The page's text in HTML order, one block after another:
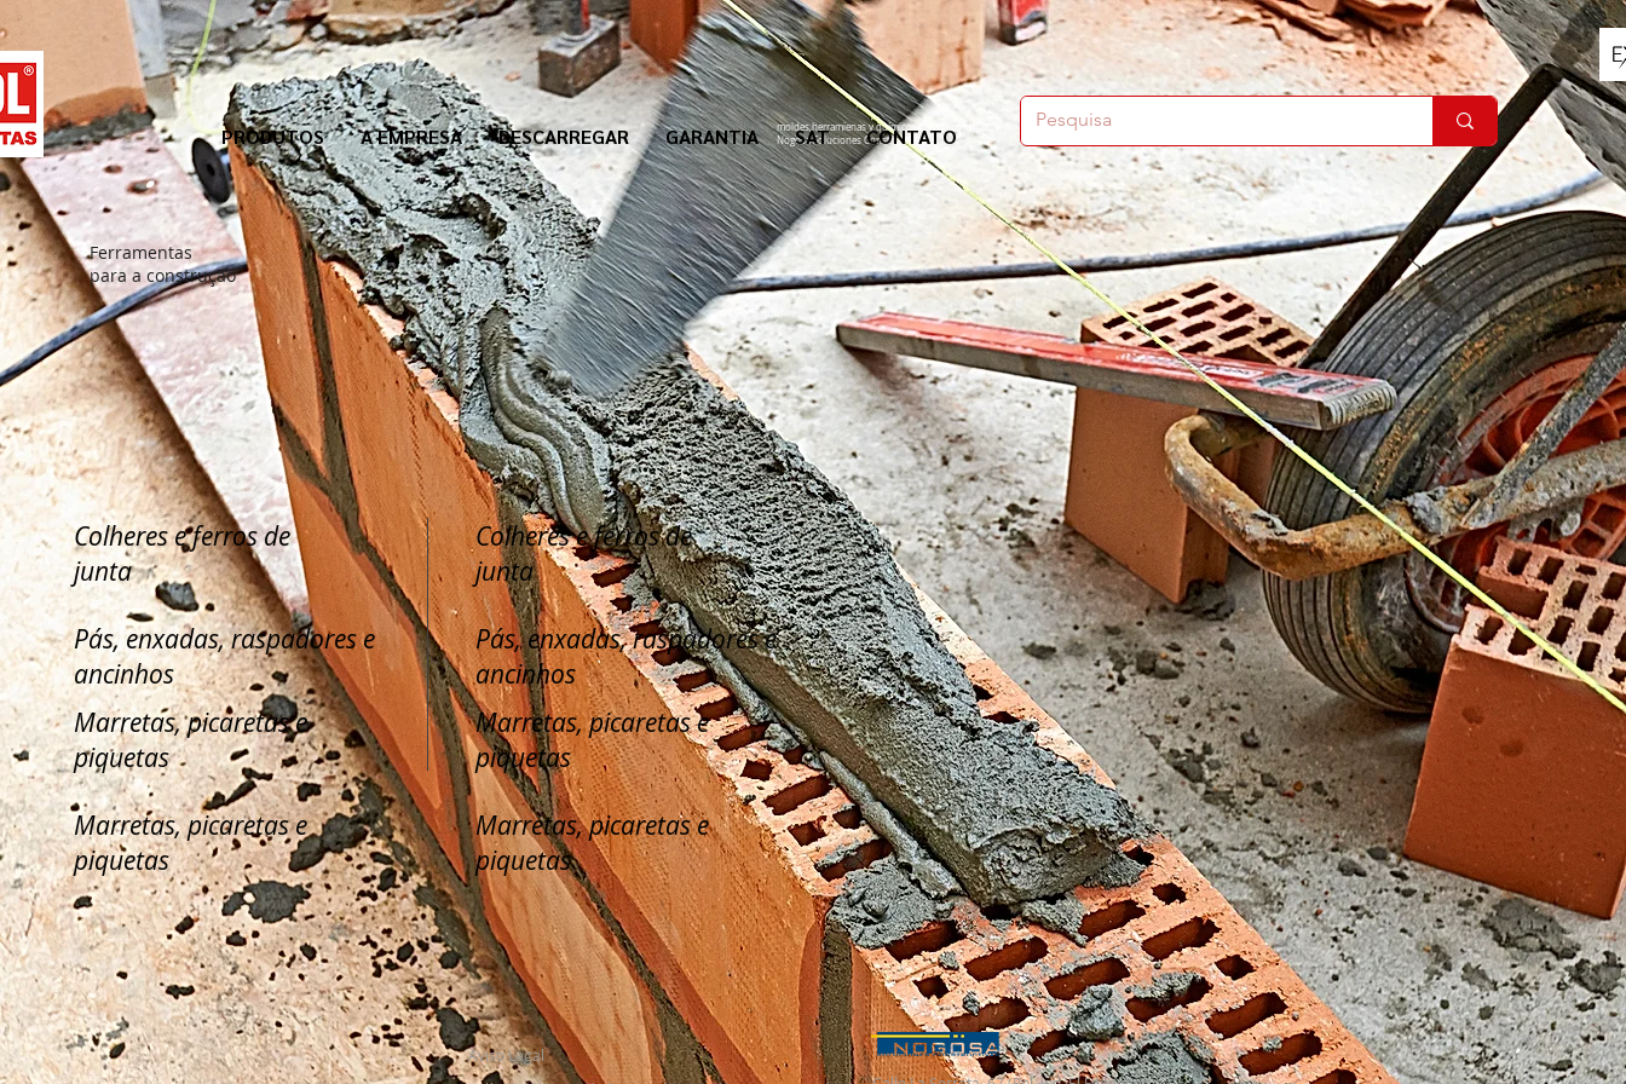
moldes,herramienas y químicos para la construcción
Nogosa Soluciones Constructivas
PRODUTOS A EMPRESA DESCARREGAR GARANTIA SAT CONTATO
Ferramentas
para a construção
Colheres e ferros de
junta
Colheres e ferros de
junta
Pás, enxadas, raspadores e
ancinhos
Pás, enxadas, raspadores e
ancinhos
Marretas, picaretas e
piquetas
Marretas, picaretas e
piquetas
Marretas, picaretas e
piquetas
Marretas, picaretas e
piquetas
Aviso Legal